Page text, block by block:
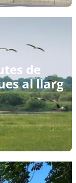
de
al llarg